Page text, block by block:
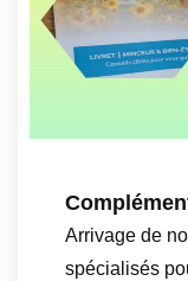
Arrivage de
spécialisés